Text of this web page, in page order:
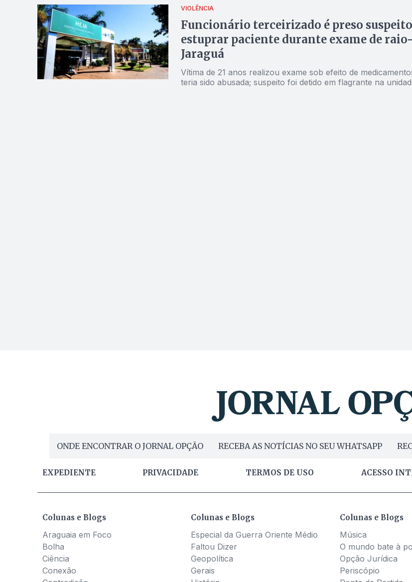
VIOLÊNCIA
Funcionário terceirizado é preso
estuprar paciente durante exame de
Jaraguá
Vítima de 21 anos realizou exame sob efeito de medicamentos quando
teria sido abusada; suspeito foi detido em flagrante na
ONDE ENCONTRAR O JORNAL OPÇÃO RECEBA AS NOTÍCIAS NO SEU WHATSAPP
EXPEDIENTE PRIVACIDADE TERMOS DE USO ACESSO
Colunas e Blogs
Araguaia em Foco
Bolha
Ciência
Conexão
Colunas e Blogs
Especial da Guerra Oriente Médio
Faltou Dizer
Geopolítica
Gerais
Colunas e Blogs
Música
O mundo bate à
Opção Jurídica
Periscópio